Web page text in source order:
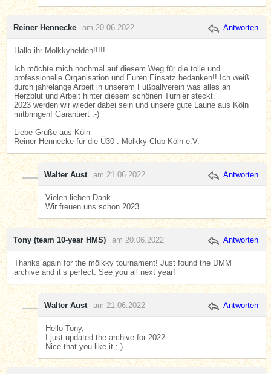
Reiner Hennecke am 20.06.2022 Antworten
Hallo ihr Mölkkyhelden!!!!!
Ich möchte mich nochmal auf diesem Weg für die tolle und
professionelle Organisation und Euren Einsatz bedanken!! Ich weiß
durch jahrelange Arbeit in unserem Fußballverein was alles an
Herzblut und Arbeit hinter diesem schönen Turnier steckt.
2023 werden wir wieder dabei sein und unsere gute Laune aus Köln
mitbringen! Garantiert :-)
Liebe Grüße aus Köln
Reiner Hennecke für die Ü30 . Mölkky Club Köln e.V.
Walter Aust am 21.06.2022 Antworten
Vielen lieben Dank.
Wir freuen uns schon 2023.
Tony (team 10-year HMS) am 20.06.2022 Antworten
Thanks again for the mölkky tournament! Just found the DMM
archive and it’s perfect. See you all next year!
Walter Aust am 21.06.2022 Antworten
Hello Tony,
I just updated the archive for 2022.
Nice that you like it ;-)